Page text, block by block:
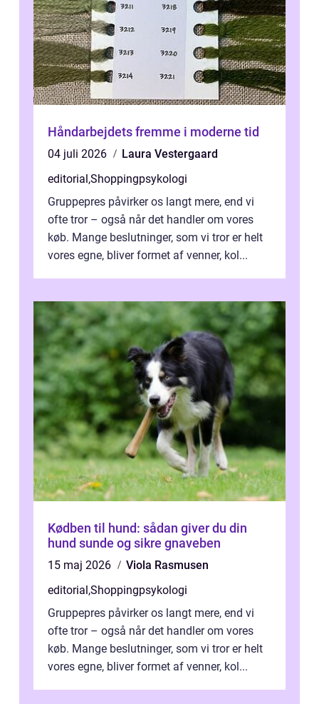
Håndarbejdets fremme i moderne tid
04 juli 2026
Laura Vestergaard
editorial,Shoppingpsykologi
Gruppepres påvirker os langt mere, end vi
ofte tror – også når det handler om vores
køb. Mange beslutninger, som vi tror er helt
vores egne, bliver formet af venner, kol...
Kødben til hund: sådan giver du din
hund sunde og sikre gnaveben
15 maj 2026
Viola Rasmusen
editorial,Shoppingpsykologi
Gruppepres påvirker os langt mere, end vi
ofte tror – også når det handler om vores
køb. Mange beslutninger, som vi tror er helt
vores egne, bliver formet af venner, kol...